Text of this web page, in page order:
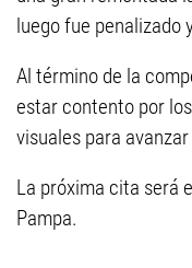
luego fue penalizado
Al término de la
estar contento por
visuales para
La próxima cita será
Pampa.